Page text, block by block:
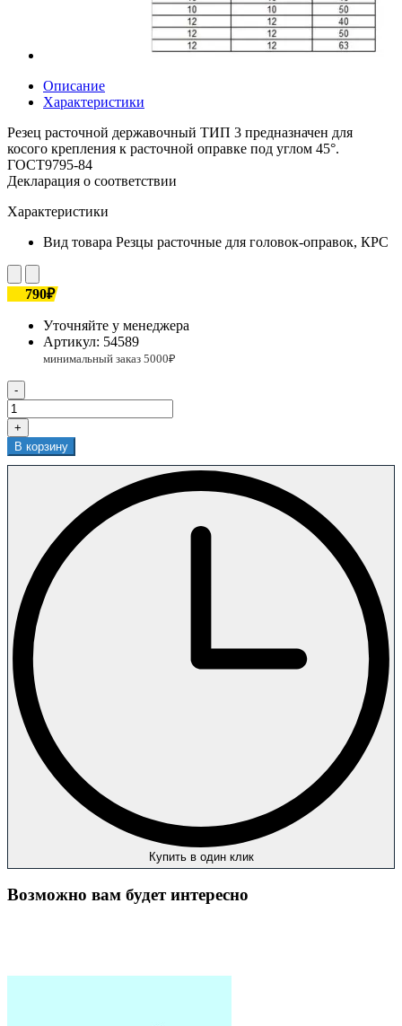
Описание
Характеристики
Резец расточной державочный ТИП 3 предназначен для
косого крепления к расточной оправке под углом 45°.
ГОСТ9795-84
Декларация о соответствии
Характеристики
Вид товара Резцы расточные для головок-оправок, КРС
790₽
Уточняйте у менеджера
Артикул: 54589
-
+
В корзину
Купить в один клик
Возможно вам будет интересно